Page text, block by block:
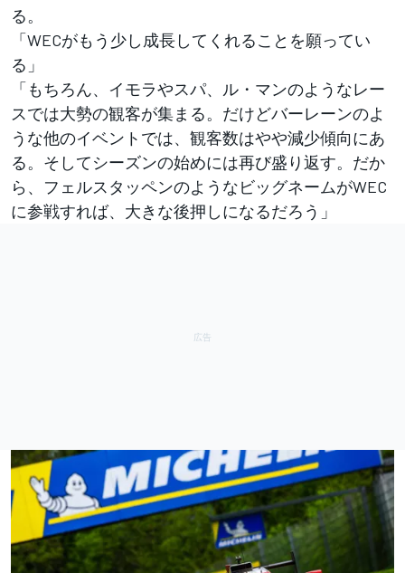
る。
「WECがもう少し成長してくれることを願ってい
る」
「もちろん、イモラやスパ、ル・マンのようなレー
スでは大勢の観客が集まる。だけどバーレーンのよ
うな他のイベントでは、観客数はやや減少傾向にあ
る。そしてシーズンの始めには再び盛り返す。だか
ら、フェルスタッペンのようなビッグネームがWEC
に参戦すれば、大きな後押しになるだろう」